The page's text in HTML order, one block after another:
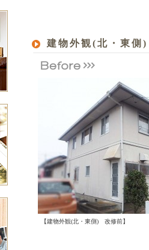
建物外観(北・東側)
【建物外観(北・東側) 改修前】